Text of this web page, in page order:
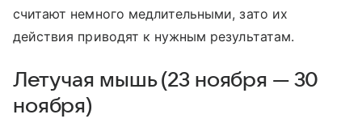
считают немного медлительными, зато их
действия приводят к нужным результатам.
Летучая мышь (23 ноября — 30
ноября)